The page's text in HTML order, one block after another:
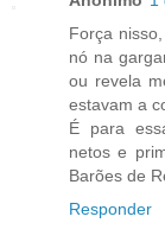
Força
nó na
ou revela
estavam a
É para
netos e
Barões de
Responder